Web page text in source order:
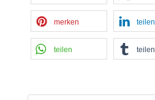
merken teilen
teilen teilen